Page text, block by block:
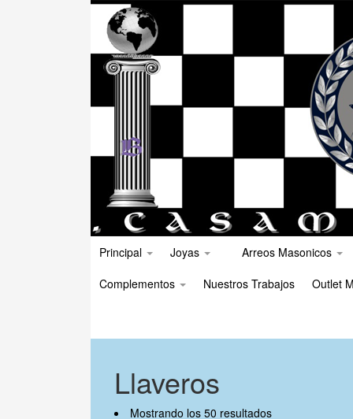
Principal Joyas
Arreos Masonicos
Complementos
Nuestros Trabajos Outlet
Llaveros
Mostrando los 50 resultados